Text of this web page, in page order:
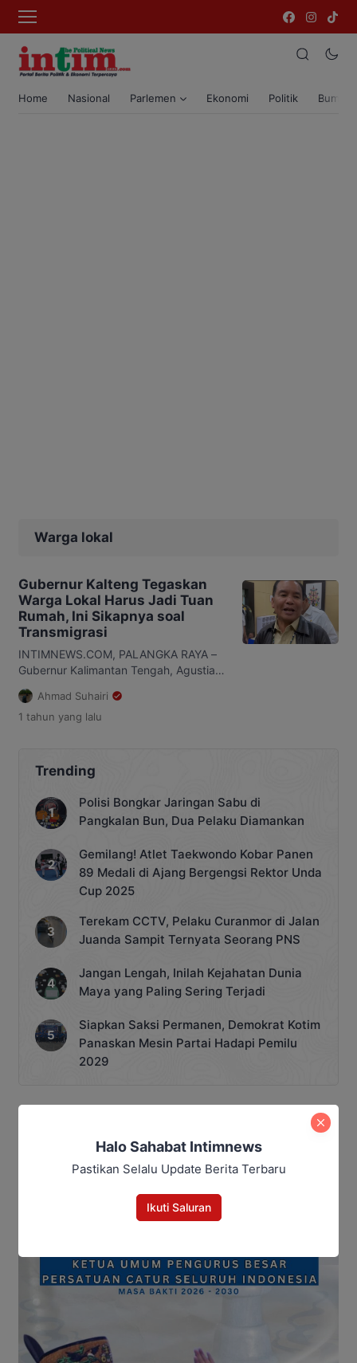
Home Nasional Parlemen Ekonomi Politik Bumi
Warga lokal
Gubernur Kalteng Tegaskan
Warga Lokal Harus Jadi Tuan
Rumah, Ini Sikapnya soal
Transmigrasi
INTIMNEWS.COM, PALANGKA RAYA –
Gubernur Kalimantan Tengah, Agustiar
Sabran, menegaskan komitmennya
dalam melindungi hak-hak masyarakat
lokal di tengah pelaksanaan program
menyatakan bahwa transmigrasi
merupakan bagian dari dinamika
kebangsaan dalam bingkai Negara
Kesatuan Republik Indonesia (NKRI),
namun tetap harus dijalankan dengan
kesejahteraan masyarakat […]
Ahmad Suhairi
1 tahun yang lalu
Trending
Polisi Bongkar Jaringan Sabu di
Pangkalan Bun, Dua Pelaku Diamankan
Gemilang! Atlet Taekwondo Kobar Panen
89 Medali di Ajang Bergengsi Rektor Unda
Cup 2025
Terekam CCTV, Pelaku Curanmor di Jalan
Juanda Sampit Ternyata Seorang PNS
Jangan Lengah, Inilah Kejahatan Dunia
Maya yang Paling Sering Terjadi
Siapkan Saksi Permanen, Demokrat Kotim
Panaskan Mesin Partai Hadapi Pemilu
2029
Halo Sahabat Intimnews
Pastikan Selalu Update Berita Terbaru
Ikuti Saluran